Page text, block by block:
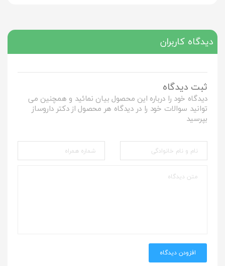
دیدگاه کاربران
ثبت دیدگاه
دیدگاه خود را درباره این محصول بیان نمائید و همچنین می
توانید سوالات خود را در دیدگاه هر محصول از دکتر داروساز
بپرسید
افزودن دیدگاه